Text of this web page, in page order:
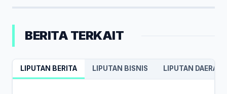
BERITA TERKAIT
LIPUTAN BERITA LIPUTAN BISNIS LIPUTAN DAERAH